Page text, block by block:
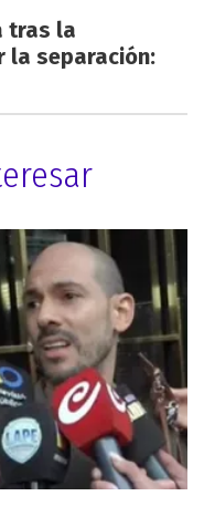
tras la
la separación: